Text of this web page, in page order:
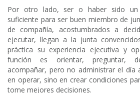
Por otro lado, ser o haber sido un
suficiente para ser buen miembro de
de compañía, acostumbrados a
ejecutar, llegan a la junta
práctica su experiencia ejecutiva y
función es orientar, preguntar,
acompañar, pero no administrar el día
en operar, sino en crear condiciones
tome mejores decisiones.